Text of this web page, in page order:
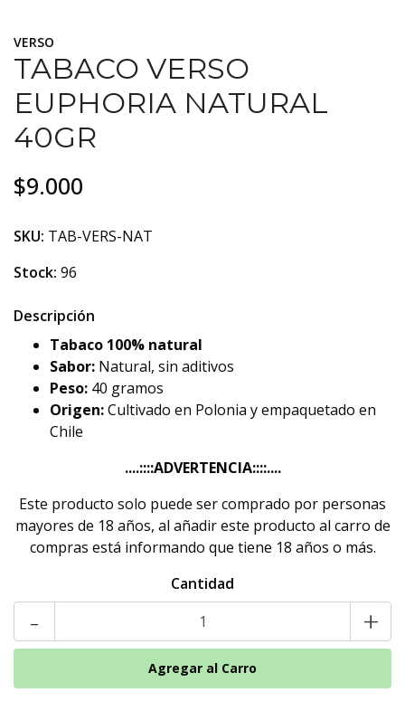
VERSO
TABACO VERSO
EUPHORIA NATURAL
40GR
$9.000
SKU: TAB-VERS-NAT
Stock: 96
Descripción
Tabaco 100% natural
Sabor: Natural, sin aditivos
Peso: 40 gramos
Origen:Cultivado en Polonia y empaquetado en
Chile
....::::ADVERTENCIA::::....
Este producto solo puede ser comprado por personas
mayores de 18 años, al añadir este producto al carro de
compras está informando que tiene 18 años o más.
Cantidad
- +